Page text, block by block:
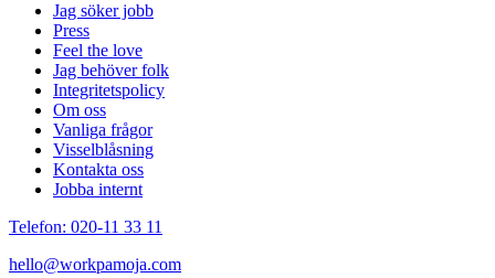
Jag söker jobb
Press
Feel the love
Jag behöver folk
Integritetspolicy
Om oss
Vanliga frågor
Visselblåsning
Kontakta oss
Jobba internt
Telefon: 020-11 33 11
hello@workpamoja.com